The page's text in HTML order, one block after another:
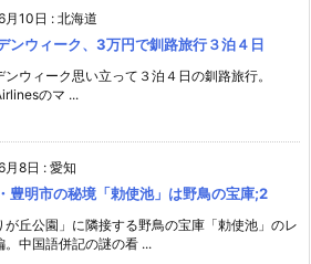
月10日 : 北海道
ンウィーク、3万円で釧路旅行３泊４日
ンウィーク思い立って３泊４日の釧路旅行。
のマ ...
月8日 : 愛知
豊明市の秘境「勅使池」は野鳥の宝庫;2
が丘公園」に隣接する野鳥の宝庫「勅使池」のレ
。中国語併記の謎の看 ...